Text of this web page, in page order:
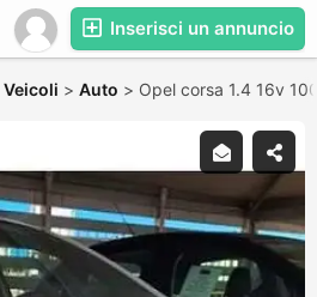
Inserisci un annuncio
Veicoli > Auto > Opel corsa 1.4 16v